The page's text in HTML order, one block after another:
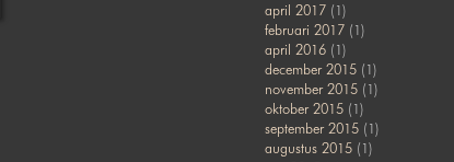
april 2017(1)
februari 2017(1)
april 2016(1)
december 2015(1)
november 2015(1)
oktober 2015(1)
september 2015(1)
augustus 2015(1)